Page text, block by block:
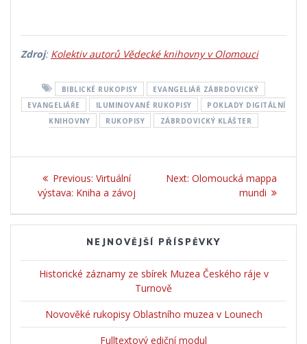
Zdroj: Kolektiv autorů Vědecké knihovny v Olomouci
BIBLICKÉ RUKOPISY
EVANGELIÁŘ ZÁBRDOVICKÝ
EVANGELIÁŘE
ILUMINOVANÉ RUKOPISY
POKLADY DIGITÁLNÍ
KNIHOVNY
RUKOPISY ZÁBRDOVICKÝ KLÁŠTER
Navigace
pro
příspěvek
Previous: Previous
post:
Virtuální
výstava: Kniha a závoj
Next: Next
Olomoucká mappa
mundi
NEJNOVĚJŠÍ PŘÍSPĚVKY
Historické záznamy ze sbírek Muzea Českého ráje v
Turnově
Novověké rukopisy Oblastního muzea v Lounech
Fulltextový ediční modul